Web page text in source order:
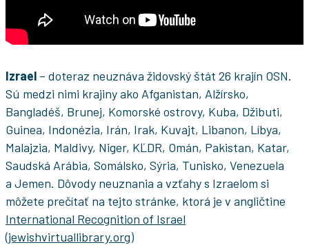
Izrael – doteraz neuznáva židovský štát 26 krajín OSN.
Sú medzi nimi krajiny ako Afganistan, Alžírsko,
Bangladéš, Brunej, Komorské ostrovy, Kuba, Džibuti,
Guinea, Indonézia, Irán, Irak, Kuvajt, Libanon, Líbya,
Malajzia, Maldivy, Niger, KĽDR, Omán, Pakistan, Katar,
Saudská Arábia, Somálsko, Sýria, Tunisko, Venezuela
a Jemen. Dôvody neuznania a vzťahy s Izraelom si
môžete prečítať na tejto stránke, ktorá je v angličtine
International Recognition of Israel
(jewishvirtuallibrary.org)